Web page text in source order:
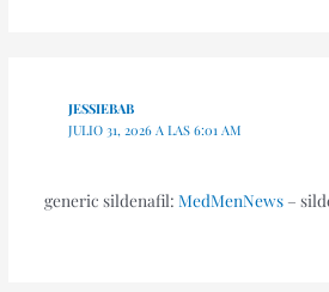
JESSIEBAB
JULIO 31, 2026 A LAS 6:01 AM
generic sildenafil: MedMenNews–